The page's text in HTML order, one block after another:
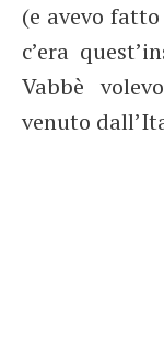
(e avevo
c’era
Vabbè
venuto